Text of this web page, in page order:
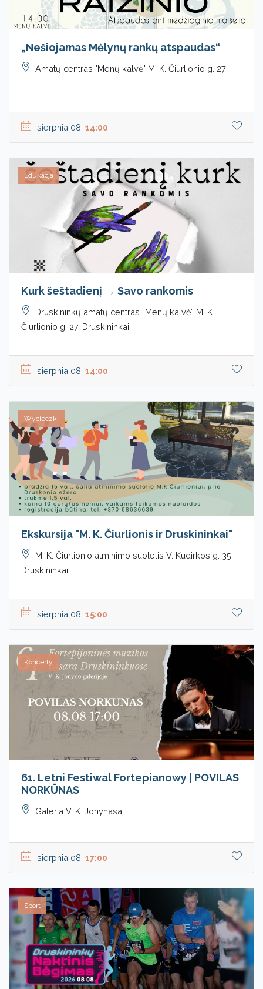
„Nešiojamas Mėlynų rankų atspaudas“
Amatų centras "Menų kalvė" M. K. Čiurlionio g. 27
sierpnia 08 14:00
Edukacja
Kurk šeštadienį → Savo rankomis
Druskininkų amatų centras „Menų kalvė“ M. K.
Čiurlionio g. 27, Druskininkai
sierpnia 08 14:00
Wycieczki
Ekskursija "M. K. Čiurlionis ir Druskininkai"
M. K. Čiurlionio atminimo suolelis V. Kudirkos g. 35,
Druskininkai
sierpnia 08 15:00
Koncerty
61. Letni Festiwal Fortepianowy | POVILAS
NORKŪNAS
Galeria V. K. Jonynasa
sierpnia 08 17:00
Sport